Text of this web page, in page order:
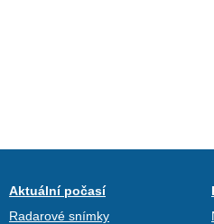
Aktuální počasí
Radarové snímky